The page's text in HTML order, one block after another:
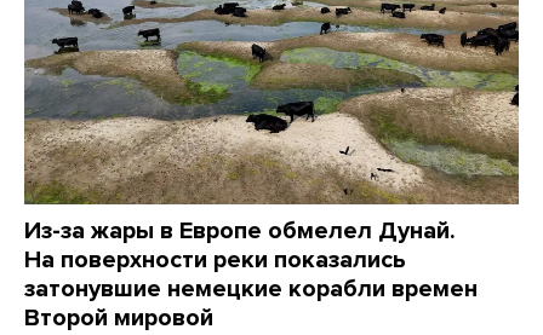
Из-за жары в Европе обмелел Дунай.
На поверхности реки показались
затонувшие немецкие корабли времен
Второй мировой